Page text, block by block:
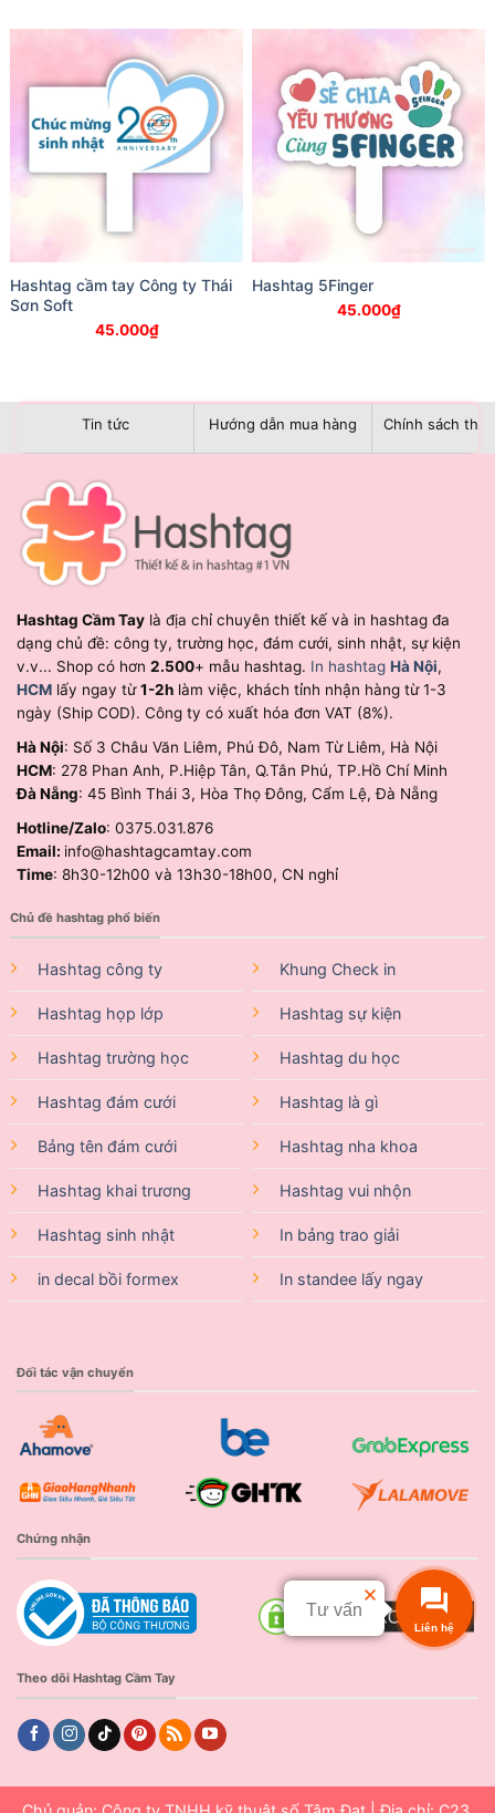
Hashtag cầm tay Công ty Thái
Sơn Soft
45.000₫
Hashtag 5Finger
45.000₫
Tin tức Hướng dẫn mua hàng Chính sách
Hashtag Cầm Tay là địa chỉ chuyên thiết kế và in hashtag đa
dạng chủ đề: công ty, trường học, đám cưới, sinh nhật, sự kiện
v.v... Shop có hơn 2.500+ mẫu hashtag. In hashtag Hà Nội,
HCM lấy ngay từ1-2h làm việc, khách tỉnh nhận hàng từ 1-3
ngày (Ship COD). Công ty có xuất hóa đơn VAT (8%).
Hà Nội: Số 3 Châu Văn Liêm, Phú Đô, Nam Từ Liêm, Hà Nội
HCM: 278 Phan Anh, P.Hiệp Tân, Q.Tân Phú, TP.Hồ Chí Minh
Đà Nẵng: 45 Bình Thái 3, Hòa Thọ Đông, Cẩm Lệ, Đà Nẵng
Hotline/Zalo: 0375.031.876
Email: info@hashtagcamtay.com
Time: 8h30-12h00 và 13h30-18h00, CN nghỉ
Chủ đề hashtag phổ biến
Hashtag công ty
Hashtag họp lớp
Hashtag trường học
Hashtag đám cưới
Bảng tên đám cưới
Hashtag khai trương
Hashtag sinh nhật
in decal bồi formex
Khung Check in
Hashtag sự kiện
Hashtag du học
Hashtag là gì
Hashtag nha khoa
Hashtag vui nhộn
In bảng trao giải
In standee lấy ngay
Đối tác vận chuyển
Chứng nhận
Theo dõi Hashtag Cầm Tay
Liên hệ
Tư vấn